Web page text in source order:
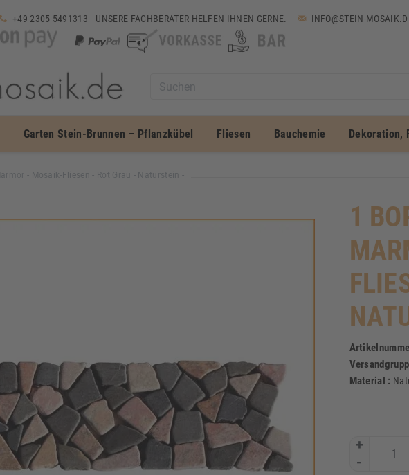
+49 2305 5491313 UNSERE FACHBERATER HELFEN IHNEN GERNE. INFO@STEIN-
Garten Stein-Brunnen – Pflanzkübel Fliesen Bauchemie Dekoration,
- Mosaik-Fliesen - Rot Grau - Naturstein -
1
Material :
+
-